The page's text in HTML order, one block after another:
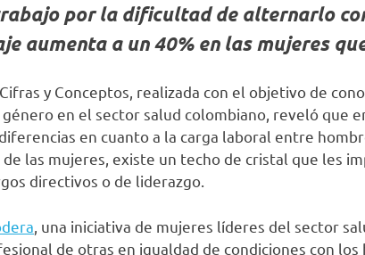
por la dificultad de alternarlo
aumenta a un 40% en las mujeres
y Conceptos, realizada con el objetivo de
en el sector salud colombiano, reveló que
en cuanto a la carga laboral entre
las mujeres, existe un techo de cristal que les
directivos o de liderazgo.
, una iniciativa de mujeres líderes del sector
de otras en igualdad de condiciones con los